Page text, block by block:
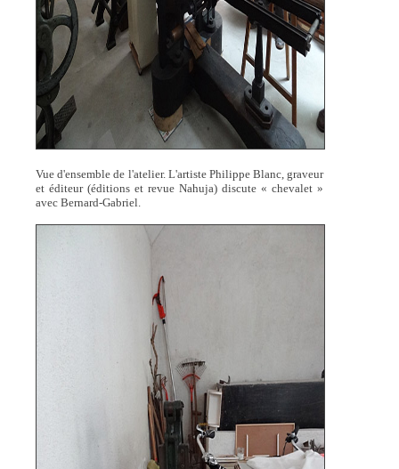
Vue d'ensemble de l'atelier. L'artiste Philippe Blanc, graveur
et éditeur (éditions et revue Nahuja) discute « chevalet »
avec Bernard-Gabriel.